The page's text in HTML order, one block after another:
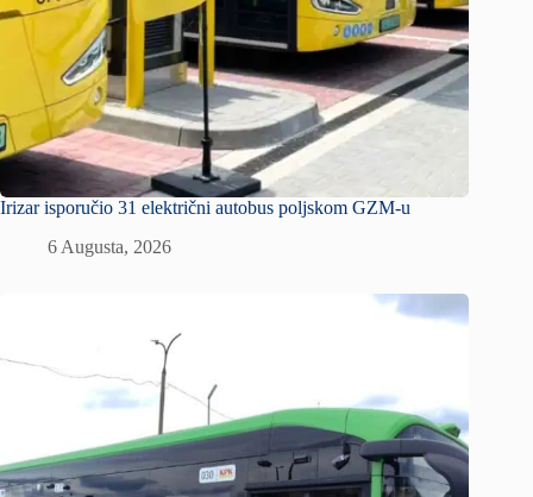
Irizar isporučio 31 električni autobus poljskom GZM-u
6 Augusta, 2026